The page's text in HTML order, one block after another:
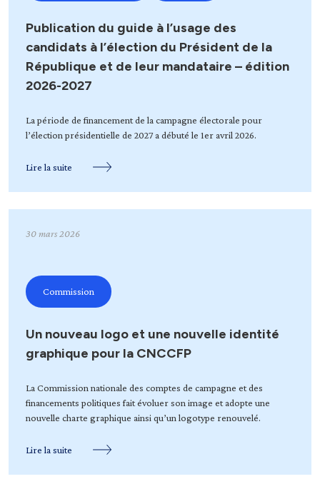
Publication du guide à l’usage des
candidats à l’élection du Président de la
République et de leur mandataire – édition
2026-2027
La période de financement de la campagne électorale pour
l’élection présidentielle de 2027 a débuté le 1er avril 2026.
Lire la suite
30 mars 2026
Commission
Un nouveau logo et une nouvelle identité
graphique pour la CNCCFP
La Commission nationale des comptes de campagne et des
financements politiques fait évoluer son image et adopte une
nouvelle charte graphique ainsi qu’un logotype renouvelé.
Lire la suite